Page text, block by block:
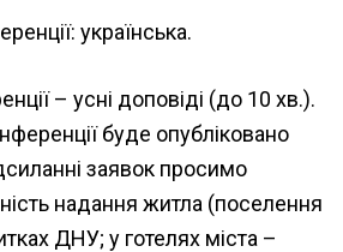
українська.
– усні доповіді (до 10 хв.).
буде опубліковано
заявок просимо
надання житла (поселення
ДНУ; у готелях міста –